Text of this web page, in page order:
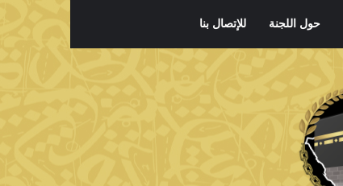
حول اللجنة للإتصال بنا